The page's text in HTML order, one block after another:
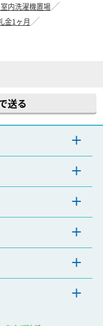
内洗濯機置場
金1ヶ月
送る